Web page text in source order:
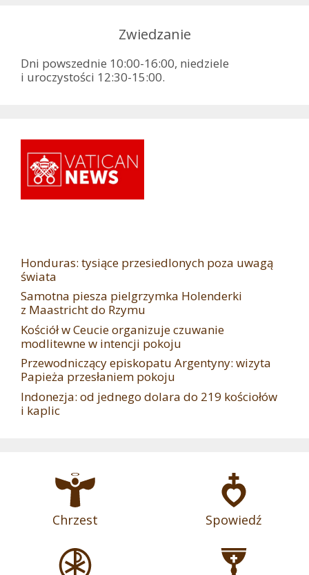
Zwiedzanie
Dni powszednie 10:00-16:00, niedziele
i uroczystości 12:30-15:00.
Honduras: tysiące przesiedlonych poza uwagą
świata
Samotna piesza pielgrzymka Holenderki
z Maastricht do Rzymu
Kościół w Ceucie organizuje czuwanie
modlitewne w intencji pokoju
Przewodniczący episkopatu Argentyny: wizyta
Papieża przesłaniem pokoju
Indonezja: od jednego dolara do 219 kościołów
i kaplic
Chrzest Spowiedź